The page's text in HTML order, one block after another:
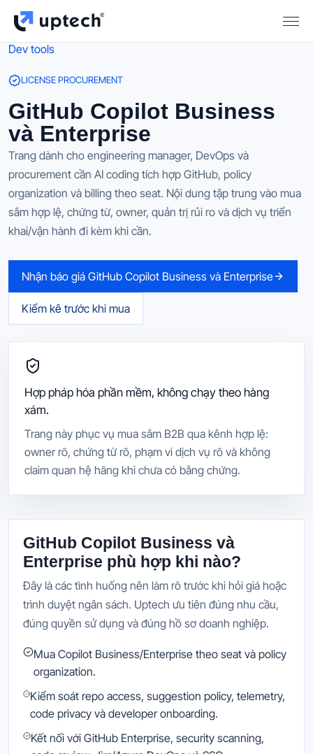
Dev tools
LICENSE PROCUREMENT
GitHub Copilot Business
và Enterprise
Trang dành cho engineering manager, DevOps và
procurement cần AI coding tích hợp GitHub, policy
organization và billing theo seat. Nội dung tập trung vào mua
sắm hợp lệ, chứng từ, owner, quản trị rủi ro và dịch vụ triển
khai/vận hành đi kèm khi cần.
Nhận báo giá GitHub Copilot Business và Enterprise
Kiểm kê trước khi mua
Hợp pháp hóa phần mềm, không chạy theo hàng
xám.
Trang này phục vụ mua sắm B2B qua kênh hợp lệ:
owner rõ, chứng từ rõ, phạm vi dịch vụ rõ và không
claim quan hệ hãng khi chưa có bằng chứng.
GitHub Copilot Business và
Enterprise phù hợp khi nào?
Đây là các tình huống nên làm rõ trước khi hỏi giá hoặc
trình duyệt ngân sách. Uptech ưu tiên đúng nhu cầu,
đúng quyền sử dụng và đúng hồ sơ doanh nghiệp.
Mua Copilot Business/Enterprise theo seat và policy
organization.
Kiểm soát repo access, suggestion policy, telemetry,
code privacy và developer onboarding.
Kết nối với GitHub Enterprise, security scanning,